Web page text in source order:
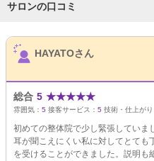
サロンの口コミ
サロンPick Up
HAYATOさん
総合 5 ★★★★★
雰囲気： 5 接客サービス： 5 技術・仕上がり
初めての整体院で少し緊張していま
耳が聞こえにくい私に対してとても
を受けることができました。説明も